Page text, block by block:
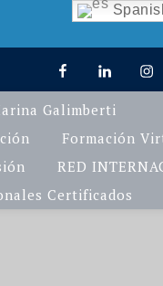
facebooklinkedin
Galimberti
Formación
RED
Certificados